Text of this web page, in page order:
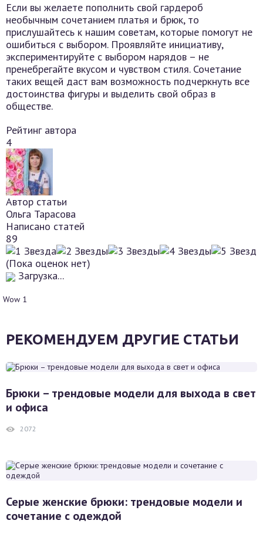
Если вы желаете пополнить свой гардероб
необычным сочетанием платья и брюк, то
прислушайтесь к нашим советам, которые помогут не
ошибиться с выбором. Проявляйте инициативу,
экспериментируйте с выбором нарядов – не
пренебрегайте вкусом и чувством стиля. Сочетание
таких вещей даст вам возможность подчеркнуть все
достоинства фигуры и выделить свой образ в
обществе.
Рейтинг автора
4
Автор статьи
Ольга Тарасова
Написано статей
89
(Пока оценок нет)
Загрузка...
Wow 1
РЕКОМЕНДУЕМ ДРУГИЕ СТАТЬИ
Брюки – трендовые модели для выхода в свет
и офиса
2072
Серые женские брюки: трендовые модели и
сочетание с одеждой